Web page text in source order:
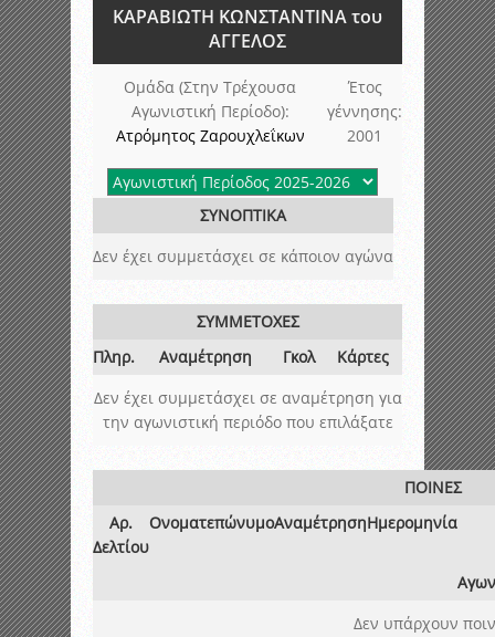
ΚΑΡΑΒΙΩΤΗ ΚΩΝΣΤΑΝΤΙΝΑ του
ΑΓΓΕΛΟΣ
Ομάδα (Στην Τρέχουσα
Αγωνιστική Περίοδο):
Ατρόμητος Ζαρουχλεΐκων
Έτος
γέννησης:
2001
ΣΥΝΟΠΤΙΚΑ
Δεν έχει συμμετάσχει σε κάποιον αγώνα
ΣΥΜΜΕΤΟΧΕΣ
Πληρ.
Αναμέτρηση Γκολ
Κάρτες
Δεν έχει συμμετάσχει σε αναμέτρηση για
την αγωνιστική περιόδο που επιλάξατε
ΠΟΙΝΕΣ
Αρ.
Δελτίου
ΟνοματεπώνυμοΑναμέτρησηΗμερομηνία
Δεν υπάρχουν